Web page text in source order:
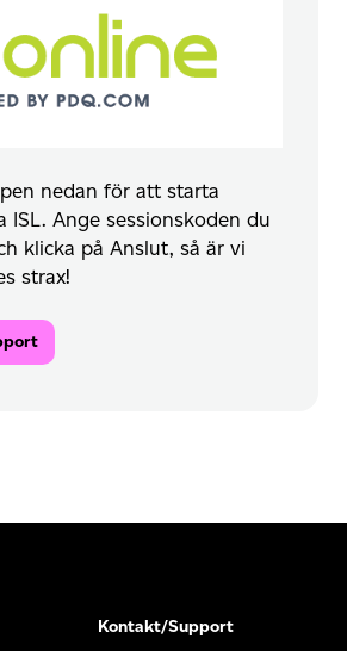
nedan för att starta
ISL. Ange sessionskoden du
klicka på Anslut, så är vi
strax!
Kontakt/Support